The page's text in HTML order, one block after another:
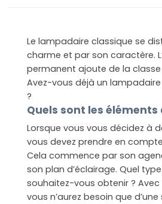
Le lampadaire classique se
charme et par son caractère.
permanent ajoute de la
Avez-vous déjà un
?
Quels sont les éléments
Lorsque vous vous décidez à
vous devez prendre en
Cela commence par son
son plan d’éclairage. Quel
souhaitez-vous obtenir ?
vous n’aurez besoin que d’une